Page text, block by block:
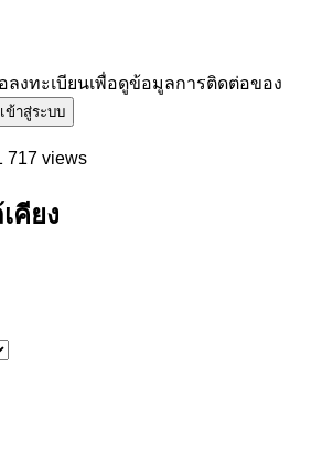
ลงทะเบียนเพื่อดูข้อมูลการติดต่อของ
เข้าสู่ระบบ
717 views
คียง